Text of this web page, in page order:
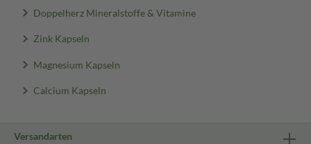
Doppelherz Mineralstoffe & Vitamine
Zink Kapseln
Magnesium Kapseln
Calcium Kapseln
Versandarten